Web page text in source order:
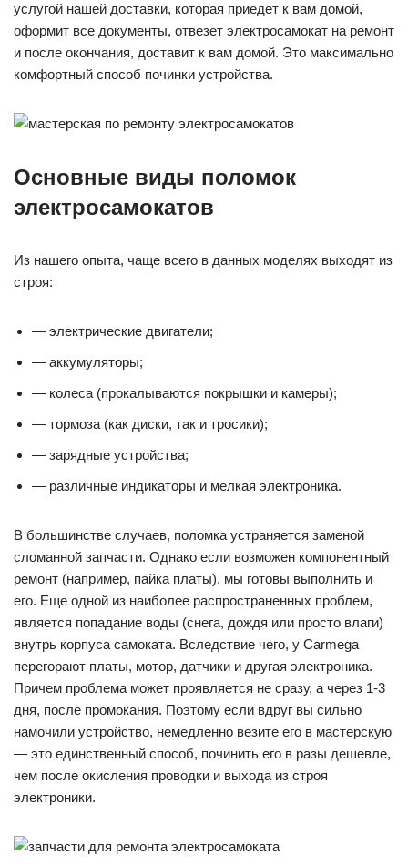
услугой нашей доставки, которая приедет к вам домой,
оформит все документы, отвезет электросамокат на ремонт
и после окончания, доставит к вам домой. Это максимально
комфортный способ починки устройства.
Основные виды поломок
электросамокатов
Из нашего опыта, чаще всего в данных моделях выходят из
строя:
— электрические двигатели;
— аккумуляторы;
— колеса (прокалываются покрышки и камеры);
— тормоза (как диски, так и тросики);
— зарядные устройства;
— различные индикаторы и мелкая электроника.
В большинстве случаев, поломка устраняется заменой
сломанной запчасти. Однако если возможен компонентный
ремонт (например, пайка платы), мы готовы выполнить и
его. Еще одной из наиболее распространенных проблем,
является попадание воды (снега, дождя или просто влаги)
внутрь корпуса самоката. Вследствие чего, у Carmega
перегорают платы, мотор, датчики и другая электроника.
Причем проблема может проявляется не сразу, а через 1-3
дня, после промокания. Поэтому если вдруг вы сильно
намочили устройство, немедленно везите его в мастерскую
— это единственный способ, починить его в разы дешевле,
чем после окисления проводки и выхода из строя
электроники.